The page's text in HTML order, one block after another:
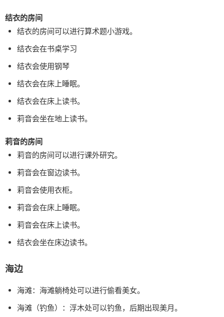
结衣的房间
结衣的房间可以进行算术题小游戏。
结衣会在书桌学习
结衣会使用钢琴
结衣会在床上睡眠。
结衣会在床上读书。
莉音会坐在地上读书。
莉音的房间
莉音的房间可以进行课外研究。
莉音会在窗边读书。
莉音会使用衣柜。
莉音会在床上睡眠。
莉音会在床上读书。
结衣会坐在床边读书。
海边
海滩：海滩躺椅处可以进行偷看美女。
海滩（钓鱼）：浮木处可以钓鱼，后期出现美月。